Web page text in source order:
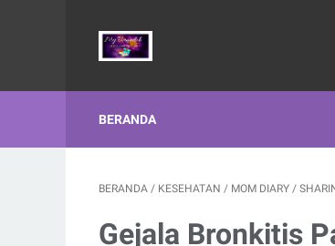
BERANDA
BERANDA / KESEHATAN / MOM DIARY /
Gejala Bronkitis